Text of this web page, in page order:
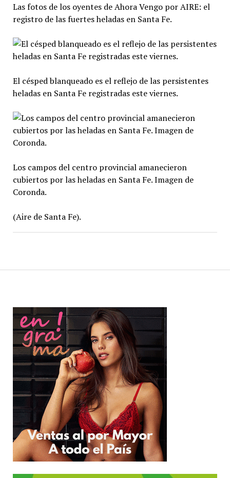
Las fotos de los oyentes de Ahora Vengo por AIRE: el
registro de las fuertes heladas en Santa Fe.
El césped blanqueado es el reflejo de las persistentes
heladas en Santa Fe registradas este viernes.
Los campos del centro provincial amanecieron
cubiertos por las heladas en Santa Fe. Imagen de
Coronda.
(Aire de Santa Fe).